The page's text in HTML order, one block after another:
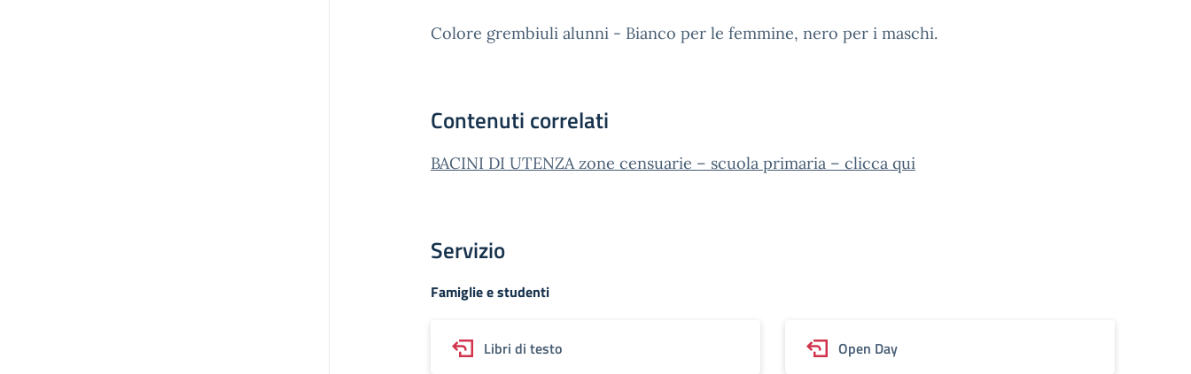
Colore grembiuli alunni - Bianco per le femmine, nero per i maschi.
Contenuti correlati
BACINI DI UTENZA zone censuarie – scuola primaria – clicca qui
Servizio
Famiglie e studenti
Libri di testo Open Day